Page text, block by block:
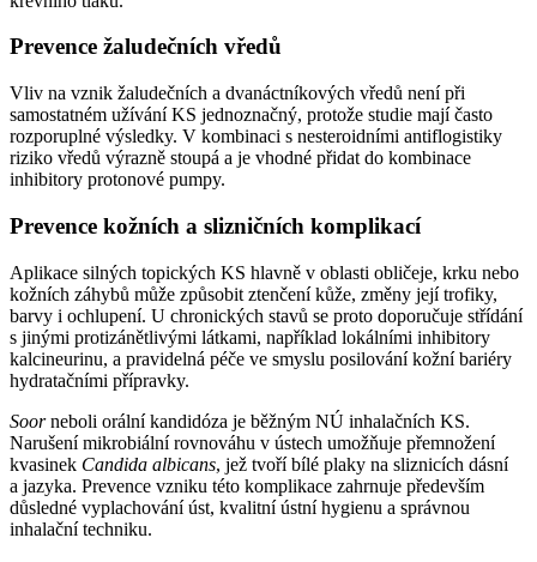
Prevence žaludečních vředů
Vliv na vznik žaludečních a dvanáctníkových vředů není při
samostatném užívání KS jednoznačný, protože studie mají často
rozporuplné výsledky. V kombinaci s nesteroidními antiflogistiky
riziko vředů výrazně stoupá a je vhodné přidat do kombinace
inhibitory protonové pumpy.
Prevence kožních a slizničních komplikací
Aplikace silných topických KS hlavně v oblasti obličeje, krku nebo
kožních záhybů může způsobit ztenčení kůže, změny její trofiky,
barvy i ochlupení. U chronických stavů se proto doporučuje střídání
s jinými protizánětlivými látkami, například lokálními inhibitory
kalcineurinu, a pravidelná péče ve smyslu posilování kožní bariéry
hydratačními přípravky.
Soorneboli orální kandidóza je běžným NÚ inhalačních KS.
Narušení mikrobiální rovnováhu v ústech umožňuje přemnožení
kvasinek Candida albicans, jež tvoří bílé plaky na sliznicích dásní
a jazyka. Prevence vzniku této komplikace zahrnuje především
důsledné vyplachování úst, kvalitní ústní hygienu a správnou
inhalační techniku.